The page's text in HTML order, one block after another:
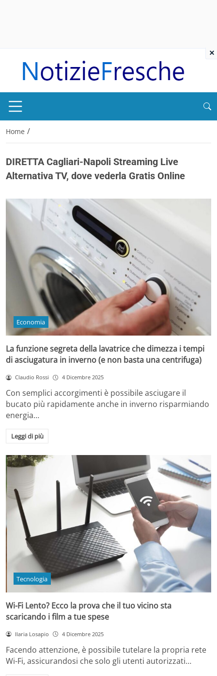
Home /
DIRETTA Cagliari-Napoli Streaming Live
Alternativa TV, dove vederla Gratis Online
Economia
La funzione segreta della lavatrice che dimezza i tempi
di asciugatura in inverno (e non basta una centrifuga)
Claudio Rossi 4 Dicembre 2025
Con semplici accorgimenti è possibile asciugare il
bucato più rapidamente anche in inverno risparmiando
energia…
Leggi di più
Tecnologia
Wi-Fi Lento? Ecco la prova che il tuo vicino sta
scaricando i film a tue spese
Ilaria Losapio 4 Dicembre 2025
Facendo attenzione, è possibile tutelare la propria rete
Wi-Fi, assicurandosi che solo gli utenti autorizzati…
×